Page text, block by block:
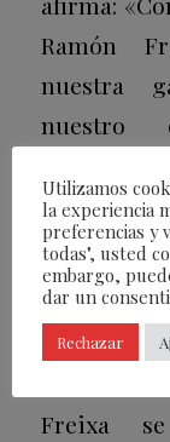
Ramón
nuestra
nuestro
la cocina.
de cómo
unirse
corazón
Freixa
Utilizamos
la experiencia
preferencias y
todas", usted
embargo,
dar un
Rechazar